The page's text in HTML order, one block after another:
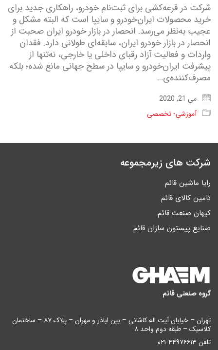
شرکت در قرعه‌کشی برای ثبت‌نام خودرو، راهکاری جدید برای
خرید محصولات ایران‌خودرو و سایپا است که البته مشکل و
عجیب به‌نظر می‌رسد. انحصار در بازار خودرو ایران صحبت از
انحصار در بازار خودرو ایران، سابقه‌ای طولانی دارد. فقدان
واردات و فعالیت آزاد رقبای داخلی یا خارجی، نه‌تنها از
پیشرفت ایران‌خودرو و سایپا در سطح جهانی مانع شده؛ بلکه
مصرف‌کننده‌ی…
می 21, 2020
آموزشی- تخصصی
شرکت های زیرمجموعه
رایا ماشین قائم
تامین کالای قائم
کیهان صنعت قائم
صنایع پیستون سازان قائم
گروه صنعتی قائم
تهران – خیابان آیت اله کاشانی – بین اباذر و مهران – پلاک ۸۷ – ساختمان
کلاسیک – طبقه دوم واحد ۸
تلفن ۴۴۹۷۶۶۱۳-۰۲۱